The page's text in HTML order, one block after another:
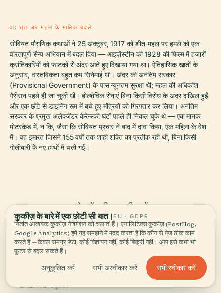
वह रात जब महल के मालिक बदले
सोवियत पौराणिक कथाओं ने 25 अक्टूबर, 1917 को शीत-महल पर हमले को एक
वीरतापूर्ण सैन्य अभियान में बदल दिया — आइज़ेंस्टीन की 1928 की फिल्म में हजारों
क्रांतिकारियों को फाटकों से अंदर आते हुए दिखाया गया था। ऐतिहासिक खातों के
अनुसार, वास्तविकता बहुत कम सिनेमाई थी। अंदर की अनंतिम सरकार
(Provisional Government) के पास न्यूनतम सुरक्षा थी; महल की अधिकांश
गैरीसन पहले ही जा चुकी थी। बोल्शेविक सेनाएं बिना किसी विरोध के अंदर दाखिल हुईं
और एक छोटे से डाइनिंग रूम में बचे हुए मंत्रियों को गिरफ्तार कर लिया। अनंतिम
सरकार के प्रमुख अलेक्जेंडर केरेन्स्की घंटों पहले ही निकल चुके थे — एक मानक
मोटरकेड में, न कि, जैसा कि सोवियत प्रचार ने बाद में दावा किया, एक महिला के वेश
में। वह इमारत जिसने 155 वर्षों तक शाही शक्ति का प्रतीक रही थी, बिना किसी
गोलीबारी के नए हाथों में चली गई।
ऐप में पूरी कहानी सुनें
आपका निजी क्यूरेटर
कुकीज़ के बारे में एक छोटी सी बात। EU · GDPR
नितांत आवश्यक कुकीज़ नेविगेशन को चलाती हैं। एनालिटिक्स कुकीज़ (PostHog,
Google Analytics) हमें यह समझने में मदद करती हैं कि कौन से पेज ठीक काम
करते हैं — केवल समग्र डेटा, कोई विज्ञापन नहीं, कोई बिक्री नहीं। आप इसे कभी भी
फ़ुटर से बदल सकते हैं।
अनुकूलित करें सभी अस्वीकार करें सभी स्वीकार करें